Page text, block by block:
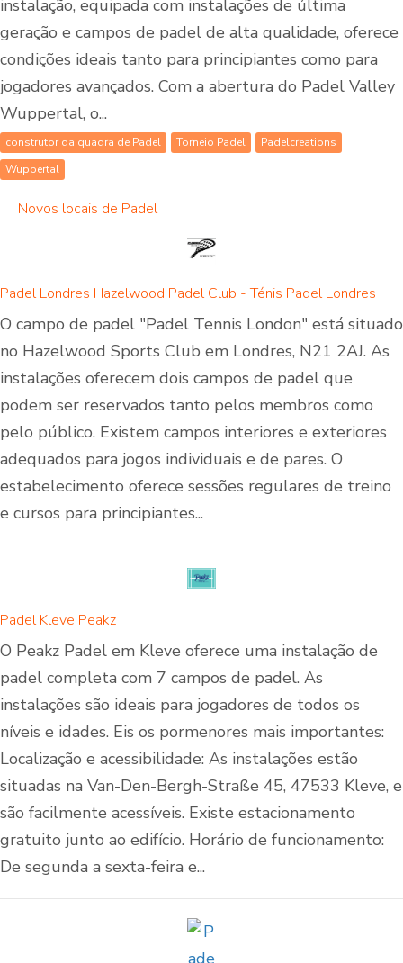
instalação, equipada com instalações de última
geração e campos de padel de alta qualidade, oferece
condições ideais tanto para principiantes como para
jogadores avançados. Com a abertura do Padel Valley
Wuppertal, o...
construtor da quadra de Padel Torneio Padel
Padelcreations
Wuppertal
Novos locais de Padel
Padel Londres Hazelwood Padel Club - Ténis Padel Londres
O campo de padel "Padel Tennis London" está situado
no Hazelwood Sports Club em Londres, N21 2AJ. As
instalações oferecem dois campos de padel que
podem ser reservados tanto pelos membros como
pelo público. Existem campos interiores e exteriores
adequados para jogos individuais e de pares. O
estabelecimento oferece sessões regulares de treino
e cursos para principiantes...
Padel Kleve Peakz
O Peakz Padel em Kleve oferece uma instalação de
padel completa com 7 campos de padel. As
instalações são ideais para jogadores de todos os
níveis e idades. Eis os pormenores mais importantes:
Localização e acessibilidade: As instalações estão
situadas na Van-Den-Bergh-Straße 45, 47533 Kleve, e
são facilmente acessíveis. Existe estacionamento
gratuito junto ao edifício. Horário de funcionamento:
De segunda a sexta-feira e...